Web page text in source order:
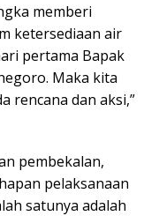
memberi
ketersediaan air
pertama Bapak
Maka kita
rencana dan aksi,”
pembekalan,
pelaksanaan
satunya adalah